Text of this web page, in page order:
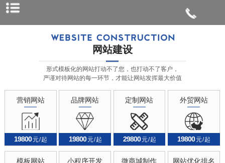
网站建设
形式模板化的网站打动不了您，也打动不了客户，
严谨对待网站的每一环节，才能让网站发挥最大价值
营销网站
19800元 / 起
品牌网站
19800元 / 起
定制网站
29800元 / 起
外贸网站
19800元 / 起
模板网站 小程序开发 微商城制作 网站优化排名